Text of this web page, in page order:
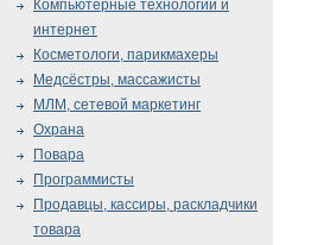
Компьютерные технологии и
интернет
Косметологи, парикмахеры
Медсёстры, массажисты
МЛМ, сетевой маркетинг
Охрана
Повара
Программисты
Продавцы, кассиры, раскладчики
товара